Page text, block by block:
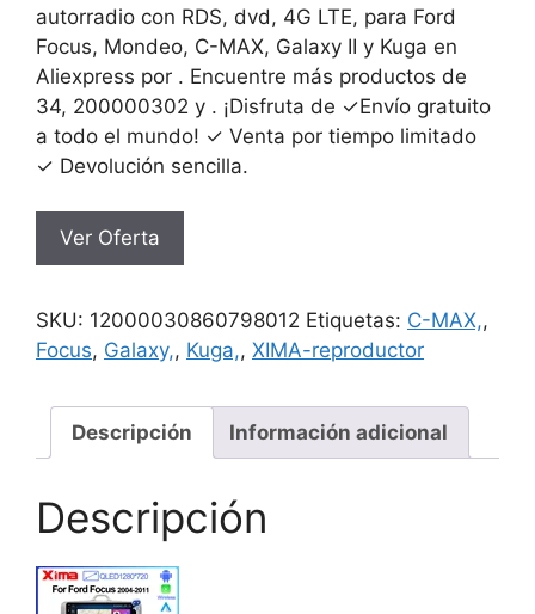
112.68€.70.99€.
autorradio con RDS, dvd, 4G LTE, para Ford
Focus, Mondeo, C-MAX, Galaxy II y Kuga en
Aliexpress por . Encuentre más productos de
34, 200000302 y . ¡Disfruta de ✓Envío gratuito
a todo el mundo! ✓ Venta por tiempo limitado
✓ Devolución sencilla.
Ver Oferta
SKU: 12000030860798012 Etiquetas: C-MAX,,
Focus, Galaxy,, Kuga,, XIMA-reproductor
Descripción Información adicional
Descripción